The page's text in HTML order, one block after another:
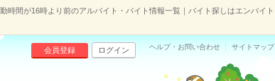
時間が16時より前のアルバイト・バイト情報一覧｜バイト探しはエンバイト
会員登録 ログイン ヘルプ・お問い合わせ サイトマップ